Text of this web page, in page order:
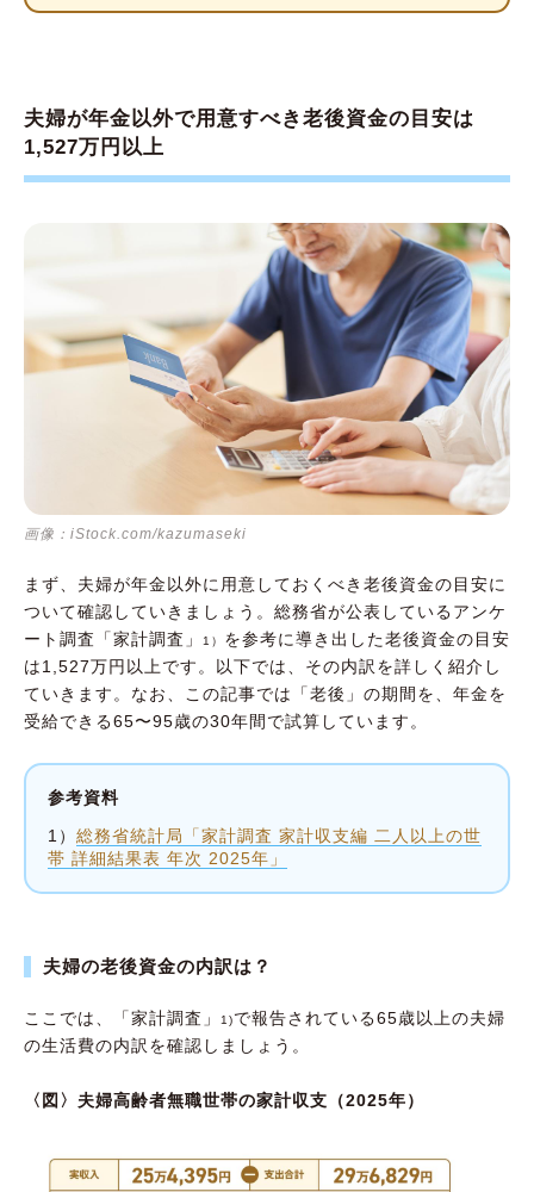
5.iDeCo
夫婦の老後資金を効率的に貯めるコツ
（1）夫婦共働きの場合
（2）夫が会社員、妻が専業主婦の場合
（3）フリーランス、個人事業主の場合
夫婦の平均的な年金受給額を把握し、リスクを
ふまえた将来設計を
夫婦が年金以外で用意すべき老後資金の目安は
1,527万円以上
画像：iStock.com/kazumaseki
まず、夫婦が年金以外に用意しておくべき老後資金の目安に
ついて確認していきましょう。総務省が公表しているアンケ
ート調査「家計調査」
1） を参考に導き出した老後資金の目安
は1,527万円以上です。以下では、その内訳を詳しく紹介し
ていきます。なお、この記事では「老後」の期間を、年金を
受給できる65〜95歳の30年間で試算しています。
参考資料
1） 総務省統計局「家計調査 家計収支編 二人以上の世
帯 詳細結果表 年次 2025年」
夫婦の老後資金の内訳は？
ここでは、「家計調査」 1)で報告されている65歳以上の夫婦
の生活費の内訳を確認しましょう。
〈図〉夫婦高齢者無職世帯の家計収支（2025年）